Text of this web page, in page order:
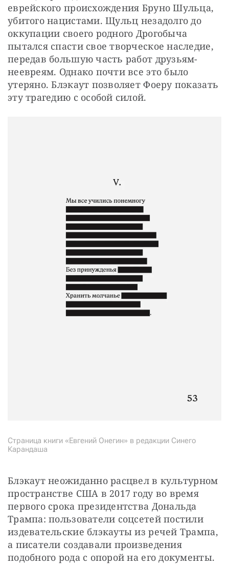
еврейского происхождения Бруно Шульца,
убитого нацистами. Щульц незадолго до
оккупации своего родного Дрогобыча
пытался спасти свое творческое наследие,
передав большую часть работ друзьям-
неевреям. Однако почти все это было
утеряно. Блэкаут позволяет Фоеру показать
эту трагедию с особой силой.
Страница книги «Евгений Онегин» в редакции Синего
Карандаша
Блэкаут неожиданно расцвел в культурном
пространстве США в 2017 году во время
первого срока президентства Дональда
Трампа: пользователи соцсетей постили
издевательские блэкауты из речей Трампа,
а писатели создавали произведения
подобного рода с опорой на его документы.